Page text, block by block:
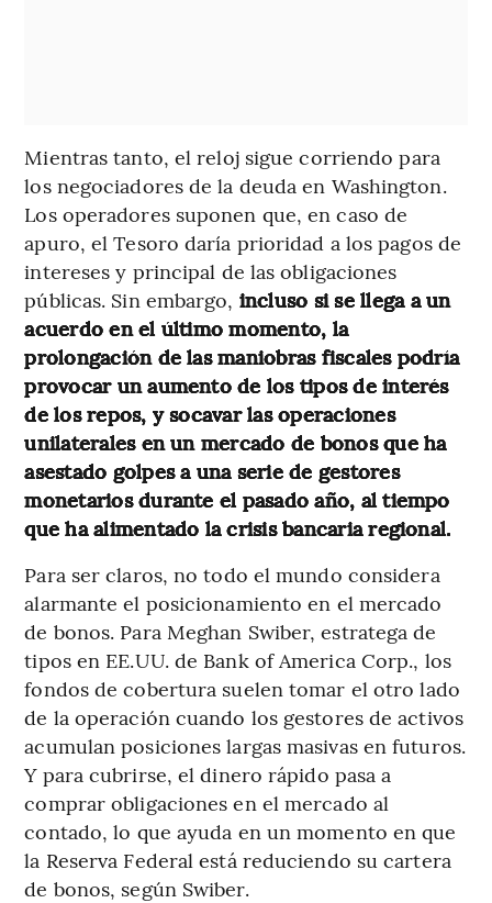
Mientras tanto, el reloj sigue corriendo para
los negociadores de la deuda en Washington.
Los operadores suponen que, en caso de
apuro, el Tesoro daría prioridad a los pagos de
intereses y principal de las obligaciones
públicas. Sin embargo, incluso si se llega a un
acuerdo en el último momento, la
prolongación de las maniobras fiscales podría
provocar un aumento de los tipos de interés
de los repos, y socavar las operaciones
unilaterales en un mercado de bonos que ha
asestado golpes a una serie de gestores
monetarios durante el pasado año, al tiempo
que ha alimentado la crisis bancaria regional.
Para ser claros, no todo el mundo considera
alarmante el posicionamiento en el mercado
de bonos. Para Meghan Swiber, estratega de
tipos en EE.UU. de Bank of America Corp., los
fondos de cobertura suelen tomar el otro lado
de la operación cuando los gestores de activos
acumulan posiciones largas masivas en futuros.
Y para cubrirse, el dinero rápido pasa a
comprar obligaciones en el mercado al
contado, lo que ayuda en un momento en que
la Reserva Federal está reduciendo su cartera
de bonos, según Swiber.